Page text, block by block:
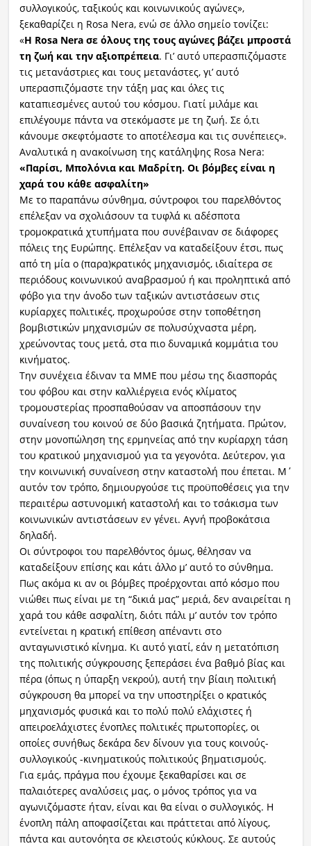
συλλογικούς, ταξικούς και κοινωνικούς αγώνες»,
ξεκαθαρίζει η Rosa Nera, ενώ σε άλλο σημείο τονίζει:
«Η Rosa Nera σε όλους της τους αγώνες βάζει μπροστά
τη ζωή και την αξιοπρέπεια. Γι’ αυτό υπερασπιζόμαστε
τις μετανάστριες και τους μετανάστες, γι’ αυτό
υπερασπιζόμαστε την τάξη μας και όλες τις
καταπιεσμένες αυτού του κόσμου. Γιατί μιλάμε και
επιλέγουμε πάντα να στεκόμαστε με τη ζωή. Σε ό,τι
κάνουμε σκεφτόμαστε το αποτέλεσμα και τις συνέπειες».
Αναλυτικά η ανακοίνωση της κατάληψης Rosa Nera:
«Παρίσι, Μπολόνια και Μαδρίτη. Οι βόμβες είναι η
χαρά του κάθε ασφαλίτη»
Με το παραπάνω σύνθημα, σύντροφοι του παρελθόντος
επέλεξαν να σχολιάσουν τα τυφλά κι αδέσποτα
τρομοκρατικά χτυπήματα που συνέβαιναν σε διάφορες
πόλεις της Ευρώπης. Επέλεξαν να καταδείξουν έτσι, πως
από τη μία ο (παρα)κρατικός μηχανισμός, ιδιαίτερα σε
περιόδους κοινωνικού αναβρασμού ή και προληπτικά από
φόβο για την άνοδο των ταξικών αντιστάσεων στις
κυρίαρχες πολιτικές, προχωρούσε στην τοποθέτηση
βομβιστικών μηχανισμών σε πολυσύχναστα μέρη,
χρεώνοντας τους μετά, στα πιο δυναμικά κομμάτια του
κινήματος.
Την συνέχεια έδιναν τα ΜΜΕ που μέσω της διασποράς
του φόβου και στην καλλιέργεια ενός κλίματος
τρομουστερίας προσπαθούσαν να αποσπάσουν την
συναίνεση του κοινού σε δύο βασικά ζητήματα. Πρώτον,
στην μονοπώληση της ερμηνείας από την κυρίαρχη τάση
του κρατικού μηχανισμού για τα γεγονότα. Δεύτερον, για
την κοινωνική συναίνεση στην καταστολή που έπεται. Μ΄
αυτόν τον τρόπο, δημιουργούσε τις προϋποθέσεις για την
περαιτέρω αστυνομική καταστολή και το τσάκισμα των
κοινωνικών αντιστάσεων εν γένει. Αγνή προβοκάτσια
δηλαδή.
Οι σύντροφοι του παρελθόντος όμως, θέλησαν να
καταδείξουν επίσης και κάτι άλλο μ’ αυτό το σύνθημα.
Πως ακόμα κι αν οι βόμβες προέρχονται από κόσμο που
νιώθει πως είναι με τη “δικιά μας” μεριά, δεν αναιρείται η
χαρά του κάθε ασφαλίτη, διότι πάλι μ’ αυτόν τον τρόπο
εντείνεται η κρατική επίθεση απέναντι στο
ανταγωνιστικό κίνημα. Κι αυτό γιατί, εάν η μετατόπιση
της πολιτικής σύγκρουσης ξεπεράσει ένα βαθμό βίας και
πέρα (όπως η ύπαρξη νεκρού), αυτή την βίαιη πολιτική
σύγκρουση θα μπορεί να την υποστηρίξει ο κρατικός
μηχανισμός φυσικά και το πολύ πολύ ελάχιστες ή
απειροελάχιστες ένοπλες πολιτικές πρωτοπορίες, οι
οποίες συνήθως δεκάρα δεν δίνουν για τους κοινούς-
συλλογικούς -κινηματικούς πολιτικούς βηματισμούς.
Για εμάς, πράγμα που έχουμε ξεκαθαρίσει και σε
παλαιότερες αναλύσεις μας, ο μόνος τρόπος για να
αγωνιζόμαστε ήταν, είναι και θα είναι ο συλλογικός. Η
ένοπλη πάλη αποφασίζεται και πράττεται από λίγους,
πάντα και αυτονόητα σε κλειστούς κύκλους. Σε αυτούς